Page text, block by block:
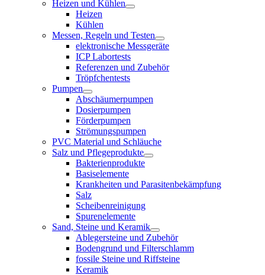
Heizen und Kühlen
Heizen
Kühlen
Messen, Regeln und Testen
elektronische Messgeräte
ICP Labortests
Referenzen und Zubehör
Tröpfchentests
Pumpen
Abschäumerpumpen
Dosierpumpen
Förderpumpen
Strömungspumpen
PVC Material und Schläuche
Salz und Pflegeprodukte
Bakterienprodukte
Basiselemente
Krankheiten und Parasitenbekämpfung
Salz
Scheibenreinigung
Spurenelemente
Sand, Steine und Keramik
Ablegersteine und Zubehör
Bodengrund und Filterschlamm
fossile Steine und Riffsteine
Keramik